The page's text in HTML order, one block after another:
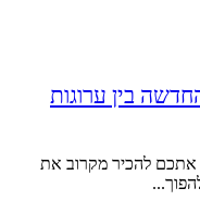
בין ערוגות
אתכם להכיר מקרוב את